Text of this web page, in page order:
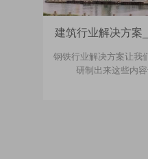
建筑行业解决方案
钢铁行业解决方案让我
研制出来这些内